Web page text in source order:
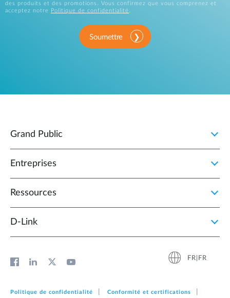
des produits et des promotions. Vous confirmez que vous comprenez et
acceptez notre
Politique de confidentialité.
Soumettre
Grand Public
Entreprises
Ressources
D‑Link
FR|FR
Politique de confidentialité Conformité et certifications